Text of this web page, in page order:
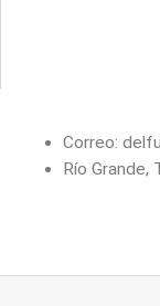
Correo:
Río Grande,